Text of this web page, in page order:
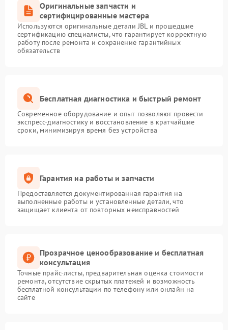
Оригинальные запчасти и
сертифицированные мастера
Используются оригинальные детали JBL и прошедшие
сертификацию специалисты, что гарантирует корректную
работу после ремонта и сохранение гарантийных
обязательств
Бесплатная диагностика и быстрый ремонт
Современное оборудование и опыт позволяют провести
экспресс-диагностику и восстановление в кратчайшие
сроки, минимизируя время без устройства
Гарантия на работы и запчасти
Предоставляется документированная гарантия на
выполненные работы и установленные детали, что
защищает клиента от повторных неисправностей
Прозрачное ценообразование и бесплатная
консультация
Точные прайс-листы, предварительная оценка стоимости
ремонта, отсутствие скрытых платежей и возможность
бесплатной консультации по телефону или онлайн на
сайте